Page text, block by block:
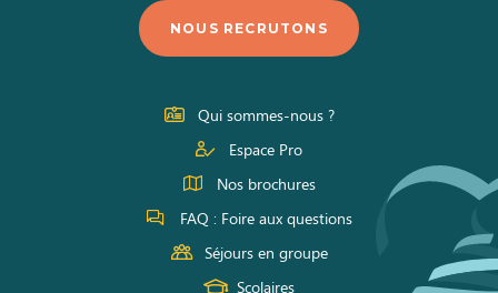
nous
sur
Facebook
nous
sur
Instagram
nous
sur
Youtube
NOUS RECRUTONS
Qui sommes-nous ?
Espace Pro
Nos brochures
FAQ : Foire aux questions
Séjours en groupe
Scolaires